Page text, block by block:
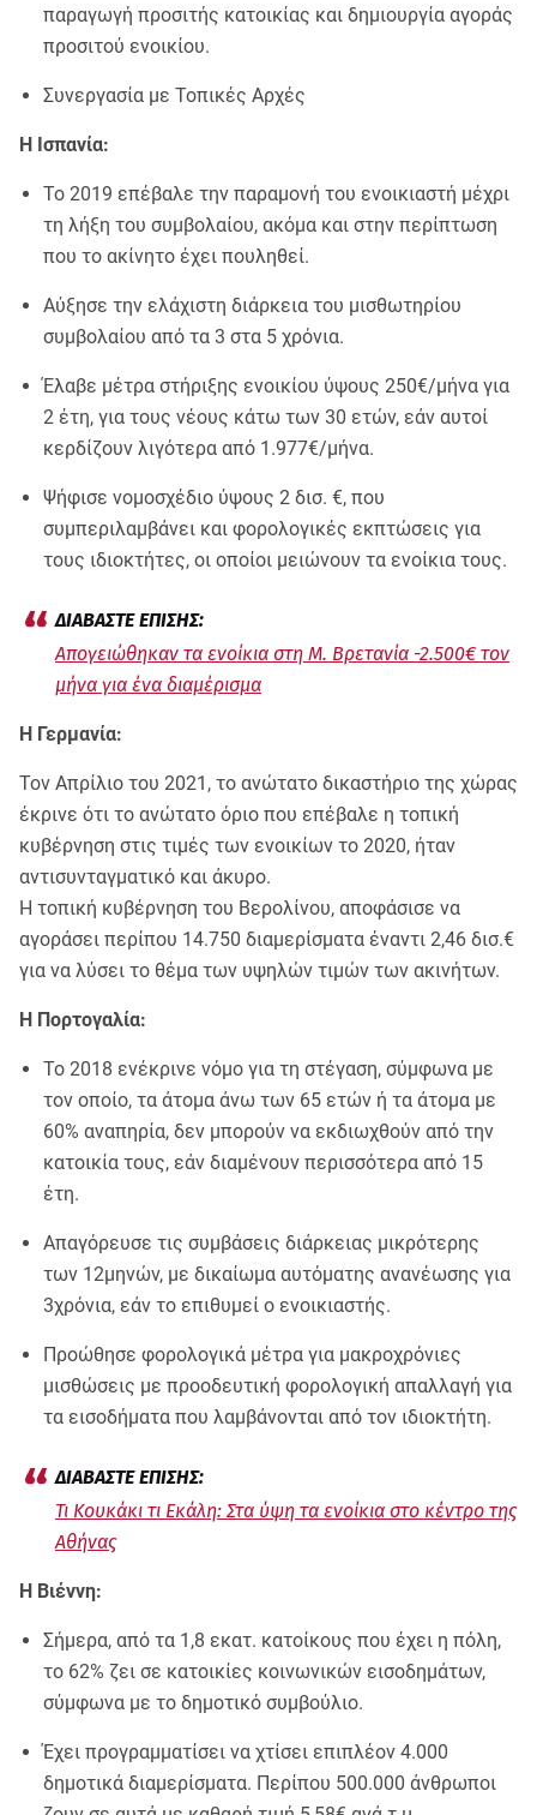
παραγωγή προσιτής κατοικίας και δημιουργία αγοράς
προσιτού ενοικίου.
Συνεργασία με Τοπικές Αρχές
Η Ισπανία:
Το 2019 επέβαλε την παραμονή του ενοικιαστή μέχρι
τη λήξη του συμβολαίου, ακόμα και στην περίπτωση
που το ακίνητο έχει πουληθεί.
Αύξησε την ελάχιστη διάρκεια του μισθωτηρίου
συμβολαίου από τα 3 στα 5 χρόνια.
Έλαβε μέτρα στήριξης ενοικίου ύψους 250€/μήνα για
2 έτη, για τους νέους κάτω των 30 ετών, εάν αυτοί
κερδίζουν λιγότερα από 1.977€/μήνα.
Ψήφισε νομοσχέδιο ύψους 2 δισ. €, που
συμπεριλαμβάνει και φορολογικές εκπτώσεις για
τους ιδιοκτήτες, οι οποίοι μειώνουν τα ενοίκια τους.
Απογειώθηκαν τα ενοίκια στη Μ. Βρετανία -2.500€ τον
μήνα για ένα διαμέρισμα
Η Γερμανία:
Τον Απρίλιο του 2021, το ανώτατο δικαστήριο της χώρας
έκρινε ότι το ανώτατο όριο που επέβαλε η τοπική
κυβέρνηση στις τιμές των ενοικίων το 2020, ήταν
αντισυνταγματικό και άκυρο.
H τοπική κυβέρνηση του Βερολίνου, αποφάσισε να
αγοράσει περίπου 14.750 διαμερίσματα έναντι 2,46 δισ.€
για να λύσει το θέμα των υψηλών τιμών των ακινήτων.
Η Πορτογαλία:
To 2018 ενέκρινε νόμο για τη στέγαση, σύμφωνα με
τον οποίο, τα άτομα άνω των 65 ετών ή τα άτομα με
60% αναπηρία, δεν μπορούν να εκδιωχθούν από την
κατοικία τους, εάν διαμένουν περισσότερα από 15
έτη.
Απαγόρευσε τις συμβάσεις διάρκειας μικρότερης
των 12μηνών, με δικαίωμα αυτόματης ανανέωσης για
3χρόνια, εάν το επιθυμεί ο ενοικιαστής.
Προώθησε φορολογικά μέτρα για μακροχρόνιες
μισθώσεις με προοδευτική φορολογική απαλλαγή για
τα εισοδήματα που λαμβάνονται από τον ιδιοκτήτη.
Τι Κουκάκι τι Εκάλη: Στα ύψη τα ενοίκια στο κέντρο της
Αθήνας
Η Βιέννη:
Σήμερα, από τα 1,8 εκατ. κατοίκους που έχει η πόλη,
το 62% ζει σε κατοικίες κοινωνικών εισοδημάτων,
σύμφωνα με το δημοτικό συμβούλιο.
Έχει προγραμματίσει να χτίσει επιπλέον 4.000
δημοτικά διαμερίσματα. Περίπου 500.000 άνθρωποι